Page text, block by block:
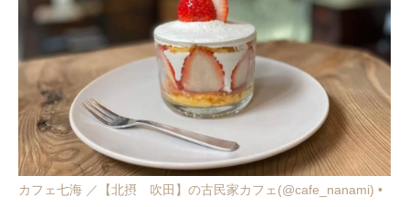
カフェ七海 ／【北摂 吹田】の古民家カフェ(@cafe_nanami) •